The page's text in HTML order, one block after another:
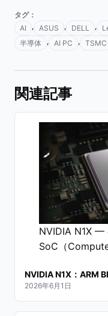
タグ：
AI
, ASUS , DELL ,
半導体
, AI PC , TSMC
関連記事
NVIDIA N1X —
SoC（
NVIDIA N1X：ARM
2026年6月1日